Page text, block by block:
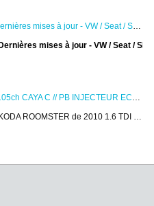
ETKA 8.1 v2019 32 / 64Bit + Dernières mises à jour - VW / Seat / Skoda / Audi
mises à jour - VW / Seat /
SKODA ROOMSTER 1.6 TDI 105ch CAYA C // PB INJECTEUR ECU ?
ROOMSTER de 2010 1.6 TDI 105ch